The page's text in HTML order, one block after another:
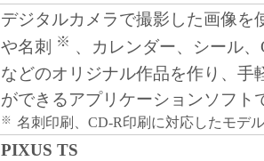
デジタルカメラで撮影した画像を
や名刺
※ 、カレンダー、シール
などのオリジナル作品を作り、手
ができるアプリケーションソフト
※ 名刺印刷、CD-R印刷に対応したモデ
PIXUS TS